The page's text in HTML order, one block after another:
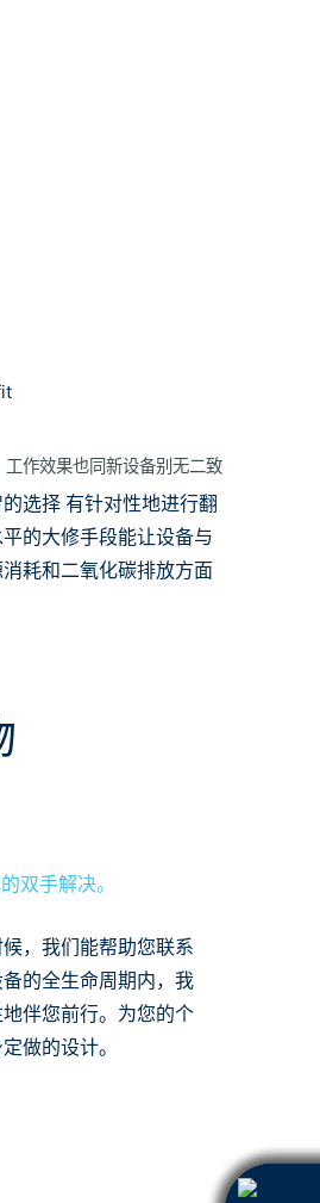
工作效果也同新设备别无二致
选择 有针对性地进行翻
的大修手段能让设备与
耗和二氧化碳排放方面
双手解决。
，我们能帮助您联系
的全生命周期内，我
伴您前行。为您的个
做的设计。